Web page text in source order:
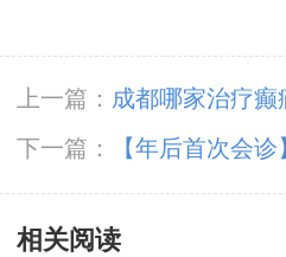
上一篇： 成都哪家治疗癫
患上羊角风?
下一篇：
【年后首次会
大咖亲临成都会诊，切莫
相关阅读